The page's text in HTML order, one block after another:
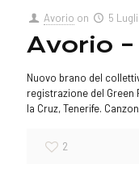
Avorio on 5
Avorio
Nuovo brano del
registrazione del
la Cruz, Tenerife.
2